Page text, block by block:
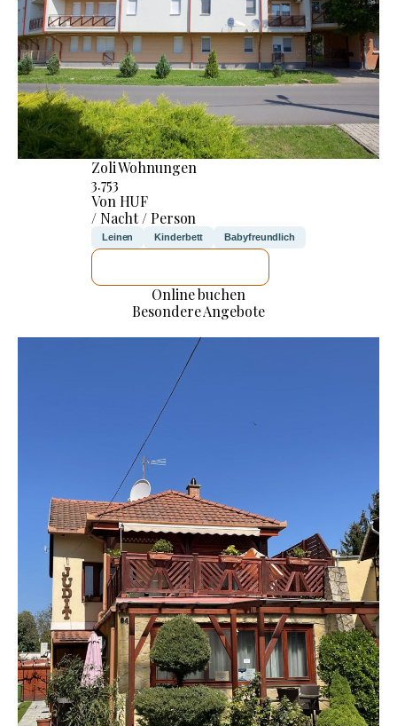
Zoli Wohnungen
3.753
Von HUF
/ Nacht / Person
Leinen Kinderbett Babyfreundlich
Online buchen
Besondere Angebote